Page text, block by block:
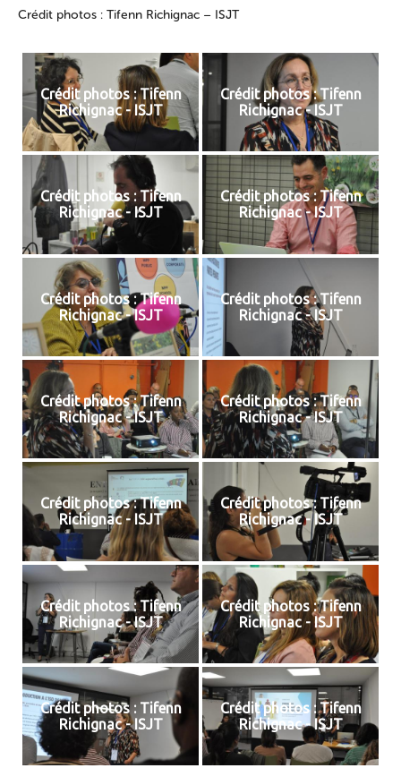
Crédit photos : Tifenn Richignac – ISJT
Crédit photos : Tifenn
Richignac - ISJT
Crédit photos : Tifenn
Richignac - ISJT
Crédit photos : Tifenn
Richignac - ISJT
Crédit photos : Tifenn
Richignac - ISJT
Crédit photos : Tifenn
Richignac - ISJT
Crédit photos : Tifenn
Richignac - ISJT
Crédit photos : Tifenn
Richignac - ISJT
Crédit photos : Tifenn
Richignac - ISJT
Crédit photos : Tifenn
Richignac - ISJT
Crédit photos : Tifenn
Richignac - ISJT
Crédit photos : Tifenn
Richignac - ISJT
Crédit photos : Tifenn
Richignac - ISJT
Crédit photos : Tifenn
Richignac - ISJT
Crédit photos : Tifenn
Richignac - ISJT